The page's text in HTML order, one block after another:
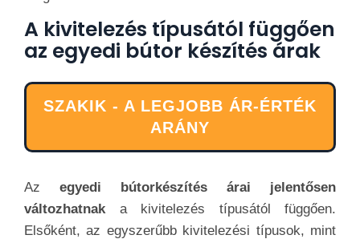
A kivitelezés típusától függően
az egyedi bútor készítés árak
SZAKIK - A LEGJOBB ÁR-ÉRTÉK
ARÁNY
Az egyedi bútorkészítés árai jelentősen
változhatnak a kivitelezés típusától függően.
Elsőként, az egyszerűbb kivitelezési típusok, mint